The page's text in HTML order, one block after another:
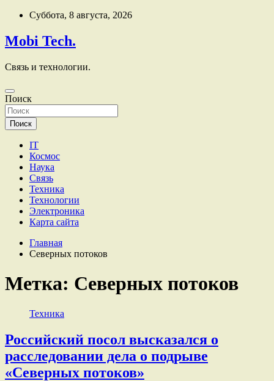
Перейти
содержимому
Суббота, 8 августа, 2026
Mobi Tech.
Связь и технологии.
Поиск
Поиск
IT
Космос
Наука
Связь
Техника
Технологии
Электроника
Карта сайта
Главная
Северных потоков
Метка: Северных потоков
Техника
Российский посол высказался о
расследовании дела о подрыве
«Северных потоков»